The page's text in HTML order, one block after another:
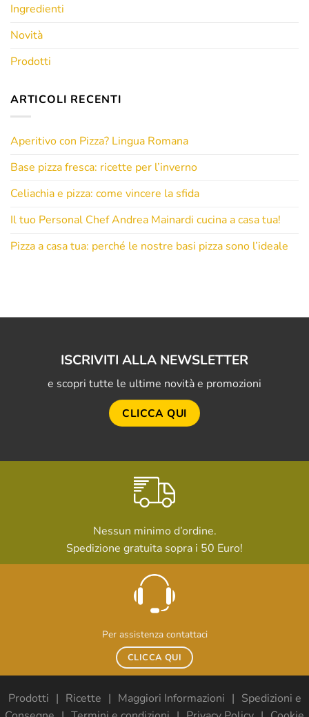
Ingredienti
Novità
Prodotti
ARTICOLI RECENTI
Aperitivo con Pizza? Lingua Romana
Base pizza fresca: ricette per l’inverno
Celiachia e pizza: come vincere la sfida
Il tuo Personal Chef Andrea Mainardi cucina a casa tua!
Pizza a casa tua: perché le nostre basi pizza sono l’ideale
ISCRIVITI ALLA NEWSLETTER
e scopri tutte le ultime novità e promozioni
CLICCA QUI
Nessun minimo d’ordine.
Spedizione gratuita sopra i 50 Euro!
Per assistenza contattaci
CLICCA QUI
Prodotti Ricette Maggiori Informazioni
Spedizioni e